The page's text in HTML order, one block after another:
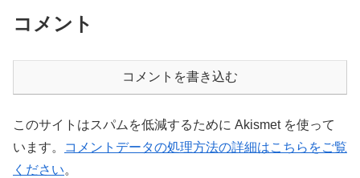
コメント
コメントを書き込む
このサイトはスパムを低減するために Akismet を使って
います。
コメントデータの処理方法の詳細はこちらをご覧
ください。